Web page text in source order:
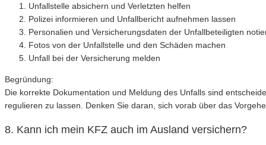
Unfallstelle absichern und Verletzten helfen
Polizei informieren und Unfallbericht aufnehmen lassen
Personalien und Versicherungsdaten der Unfallbeteiligten
Fotos von der Unfallstelle und den Schäden machen
Unfall bei der Versicherung melden
Begründung:
Die korrekte Dokumentation und Meldung des Unfalls sind
regulieren zu lassen. Denken Sie daran, sich vorab über das
8. Kann ich mein KFZ auch im Ausland versichern?